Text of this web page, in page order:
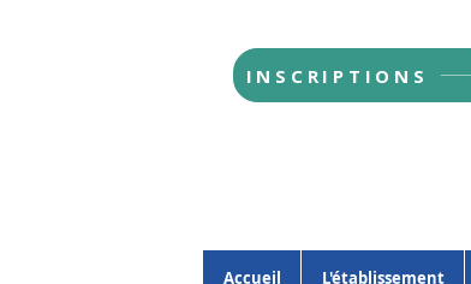
INSCRIPTIONS
Accueil L'établissement